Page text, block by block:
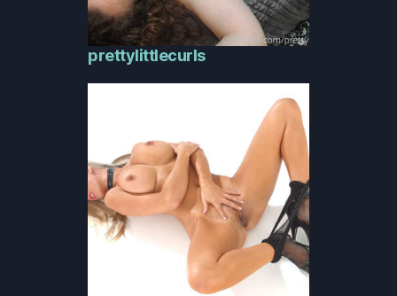
prettylittlecurls